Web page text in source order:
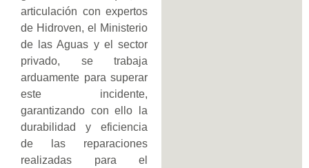
articulación con expertos
de Hidroven, el Ministerio
de las Aguas y el sector
privado, se trabaja
arduamente para superar
este incidente,
garantizando con ello la
durabilidad y eficiencia
de las reparaciones
realizadas para el